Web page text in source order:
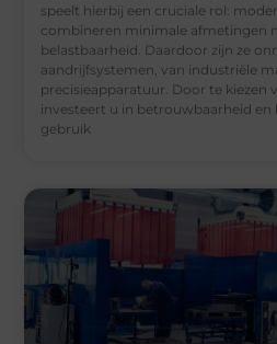
speelt hierbij een cruciale rol:
combineren minimale afmetingen
belastbaarheid. Daardoor zijn ze
aandrijfsystemen, van industriële
precisieapparatuur. Door te kiezen
investeert u in betrouwbaarheid en
gebruik